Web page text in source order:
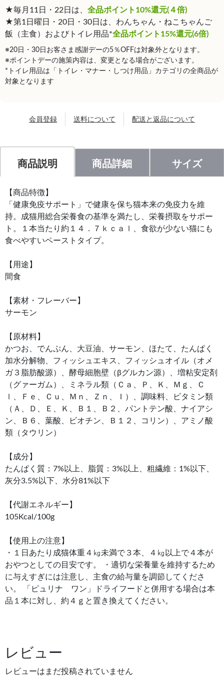
★毎月11日・22日は、 全品ポイント10%還元(４倍)
★第1日曜日・20日・30日は、わんちゃん・ねこちゃんご
飯（主食）およびトイレ用品*全品ポイント15%還元(6倍)
※20日・30日お客さま感謝デーの5％OFFは対象外となります。
※ポイントデーの施策内容は、変更となる場合がございます。
*トイレ用品は「トイレ・マナー・しつけ用品」カテゴリの全商品が
対象となります
会員登録 送料について 配送と返品について
商品説明 商品詳細 サイズ
【商品特徴】
「健康免疫サポート」で健康を保ち猫本来の免疫力を維
持。成猫用総合栄養食の基準を満たし、栄養摂取をサポー
ト。１本当たり約１４．７ｋｃａｌ、食欲が少ない猫にも
食べやすいペーストタイプ。
【用途】
間食
【素材・フレーバー】
サーモン
【原材料】
かつお、でんぷん、大豆油、サーモン、ほたて、たんぱく
加水分解物、フィッシュエキス、フィッシュオイル（オメ
ガ３脂肪酸源）、酵母細胞壁（βグルカン源）、増粘安定剤
（グァーガム）、ミネラル類（Ｃａ、Ｐ、Ｋ、Ｍｇ、Ｃ
ｌ、Ｆｅ、Ｃｕ、Ｍｎ、Ｚｎ、Ｉ）、調味料、ビタミン類
（Ａ、Ｄ、Ｅ、Ｋ、Ｂ１、Ｂ２、パントテン酸、ナイアシ
ン、Ｂ６、葉酸、ビオチン、Ｂ１２、コリン）、アミノ酸
類（タウリン）
【成分】
たんぱく質：7%以上、脂質：3%以上、粗繊維：1%以下、
灰分3.5%以下、水分81%以下
【代謝エネルギー】
105Kcal/100g
【使用上の注意】
・１日あたり成猫体重４㎏未満で３本、４㎏以上で４本が
おやつとしての目安です。 ・適切な栄養量を維持するため
に与えすぎには注意し、主食の給与量を調節してくださ
い。 「ピュリナ ワン」ドライフードと併用する場合は本
品１本に対し、約４ｇと置き換えてください。
レビュー
レビューはまだ投稿されていません